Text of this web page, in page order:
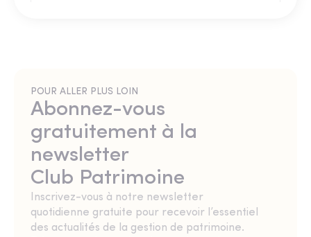
POUR ALLER PLUS LOIN
Abonnez-vous
gratuitement à la
newsletter
Club Patrimoine
Inscrivez-vous à notre newsletter
quotidienne gratuite pour recevoir l’essentiel
des actualités de la gestion de patrimoine.